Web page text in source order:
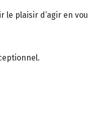
plaisir d’agir en